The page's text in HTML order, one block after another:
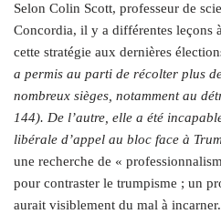
Selon Colin Scott, professeur de
Concordia, il y a différentes leçons
cette stratégie aux dernières
a permis au parti de récolter plus
nombreux sièges, notamment au
144). De l’autre, elle a été
libérale d’appel au bloc face à
une recherche de «
pour contraster le trumpisme ; un
aurait visiblement du mal à